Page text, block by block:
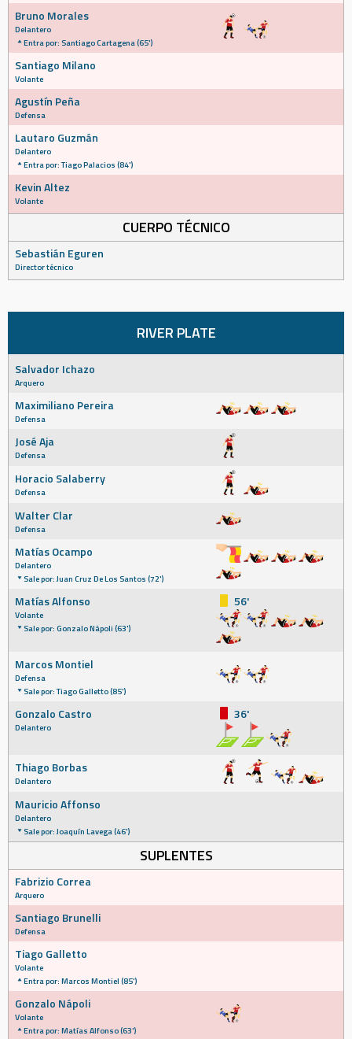
Bruno Morales
Delantero
Entra por: Santiago Cartagena (65')
Santiago Milano
Volante
Agustín Peña
Defensa
Lautaro Guzmán
Delantero
Entra por: Tiago Palacios (84')
Kevin Altez
Volante
CUERPO TÉCNICO
Sebastián Eguren
Director técnico
RIVER PLATE
Salvador Ichazo
Arquero
Maximiliano Pereira
Defensa
José Aja
Defensa
Horacio Salaberry
Defensa
Walter Clar
Defensa
Matías Ocampo
Delantero
Sale por: Juan Cruz De Los Santos (72')
Matías Alfonso
Volante
Sale por: Gonzalo Nápoli (63')
56'
Marcos Montiel
Defensa
Sale por: Tiago Galletto (85')
Gonzalo Castro
Delantero
36'
Thiago Borbas
Delantero
Mauricio Affonso
Delantero
Sale por: Joaquín Lavega (46')
SUPLENTES
Fabrizio Correa
Arquero
Santiago Brunelli
Defensa
Tiago Galletto
Volante
Entra por: Marcos Montiel (85')
Gonzalo Nápoli
Volante
Entra por: Matías Alfonso (63')